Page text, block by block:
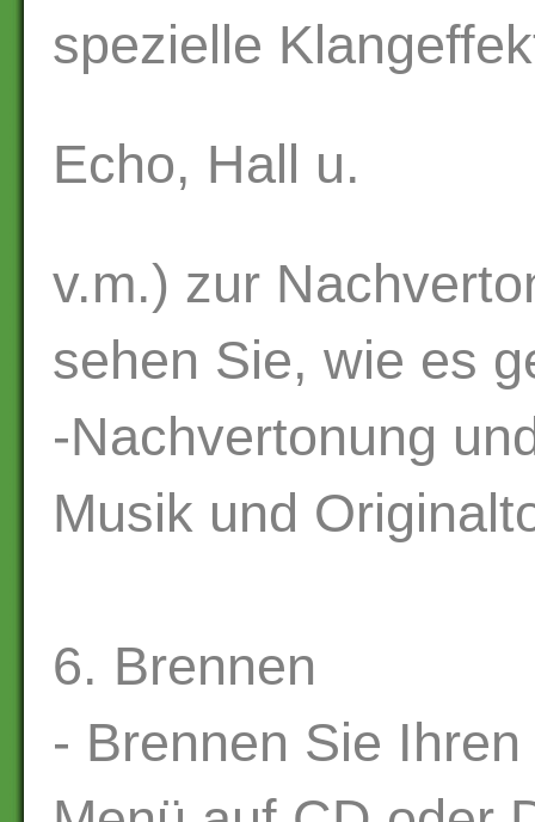
spezielle
Echo, Hall u.
v.m.) zur
sehen Sie, wie es
-Nachvertonung
Musik und
6. Brennen
- Brennen Sie